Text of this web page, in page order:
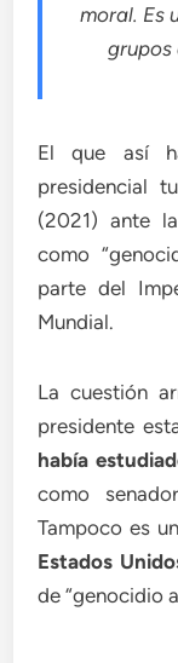
moral. Es
grupos
El que así
presidencial
(2021) ante
como
parte del
Mundial.
La cuestión
presidente
había
como
Tampoco es
Estados
de “genocidio